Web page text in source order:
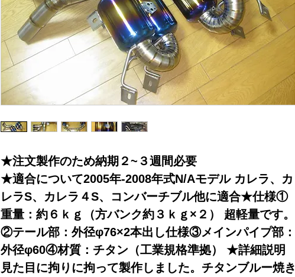
★注文製作のため納期２~３週間必要
★適合について2005年-2008年式N/Aモデル カレラ、カ
レラS、カレラ４S、コンバーチブル他に適合★仕様①
重量：約６ｋｇ（方バンク約３ｋｇ×２） 超軽量です。
②テール部：外径φ76×2本出し仕様③メインパイプ部：
外径φ60④材質：チタン（工業規格準拠） ★詳細説明
見た目に拘りに拘って製作しました。チタンブルー焼き